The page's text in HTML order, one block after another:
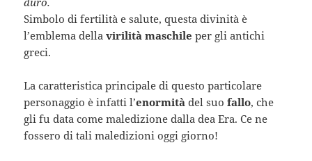
Simbolo di fertilità e salute, questa divinità è
l’emblema dellavirilità maschile per gli antichi
greci.
La caratteristica principale di questo particolare
personaggio è infatti l’enormità del suofallo, che
gli fu data come maledizione dalla dea Era. Ce ne
fossero di tali maledizioni oggi giorno!